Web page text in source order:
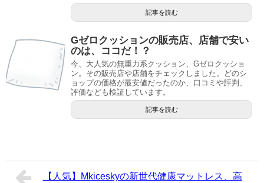
記事を読む
Gゼロクッションの販売店、店舗で安い
のは、ココだ！？
今、大人気の無重力系クッション、Gゼロクッショ
ン。その販売店や店舗をチェックしました。どのシ
ョップの価格が最安値だったのか、口コミや評判、
評価なども検証しています。
記事を読む
【人気】Mkiceskyの新世代健康マットレス、高